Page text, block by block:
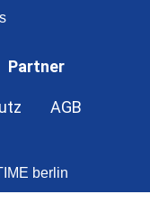
Partner
AGB
berlin